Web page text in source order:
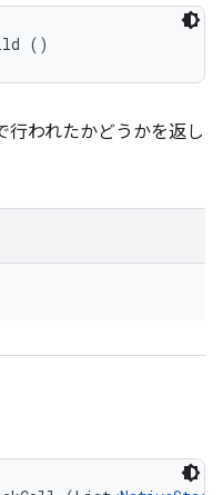
()
われたかどうかを返し